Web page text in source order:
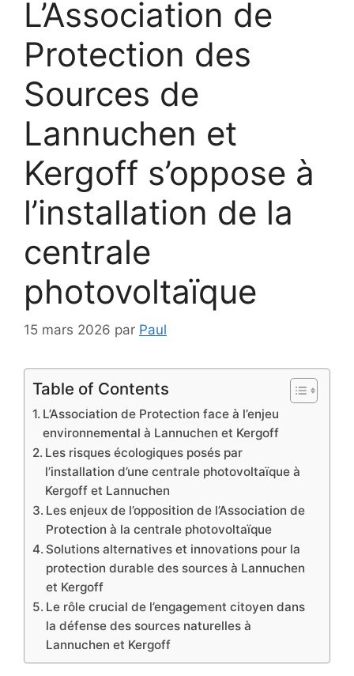
L’Association de
Protection des
Sources de
Lannuchen et
Kergoff s’oppose à
l’installation de la
centrale
photovoltaïque
15 mars 2026 par Paul
Table of Contents
L’Association de Protection face à l’enjeu
environnemental à Lannuchen et Kergoff
Les risques écologiques posés par
l’installation d’une centrale photovoltaïque à
Kergoff et Lannuchen
Les enjeux de l’opposition de l’Association de
Protection à la centrale photovoltaïque
Solutions alternatives et innovations pour la
protection durable des sources à Lannuchen
et Kergoff
Le rôle crucial de l’engagement citoyen dans
la défense des sources naturelles à
Lannuchen et Kergoff